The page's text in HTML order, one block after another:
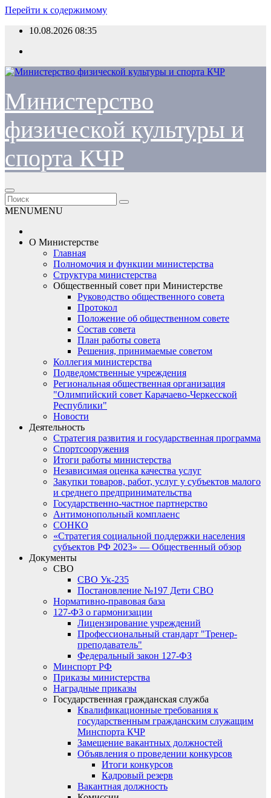
Перейти к содержимому
10.08.2026 08:35
Министерство
физической культуры и
спорта КЧР
MENUMENU
О Министерстве
Главная
Полномочия и функции министерства
Структура министерства
Общественный совет при Министерстве
Руководство общественного совета
Протокол
Положение об общественном совете
Состав совета
План работы совета
Решения, принимаемые советом
Коллегия министерства
Подведомственные учреждения
Региональная общественная организация
"Олимпийский совет Карачаево-Черкесской
Республики"
Новости
Деятельность
Стратегия развития и государственная программа
Спортсооружения
Итоги работы министерства
Независимая оценка качества услуг
Закупки товаров, работ, услуг у субъектов малого
и среднего предпринимательства
Государственно-частное партнерство
Антимонопольный комплаенс
СОНКО
«Стратегия социальной поддержки населения
субъектов РФ 2023» — Общественный обзор
Документы
СВО
СВО Ук-235
Постановление №197 Дети СВО
Нормативно-правовая база
127-ФЗ о гармонизации
Лицензирование учреждений
Профессиональный стандарт "Тренер-
преподаватель"
Федеральный закон 127-ФЗ
Минспорт РФ
Приказы министерства
Наградные приказы
Государственная гражданская служба
Квалификационные требования к
государственным гражданским служащим
Минспорта КЧР
Замещение вакантных должностей
Объявления о проведении конкурсов
Итоги конкурсов
Кадровый резерв
Вакантная должность